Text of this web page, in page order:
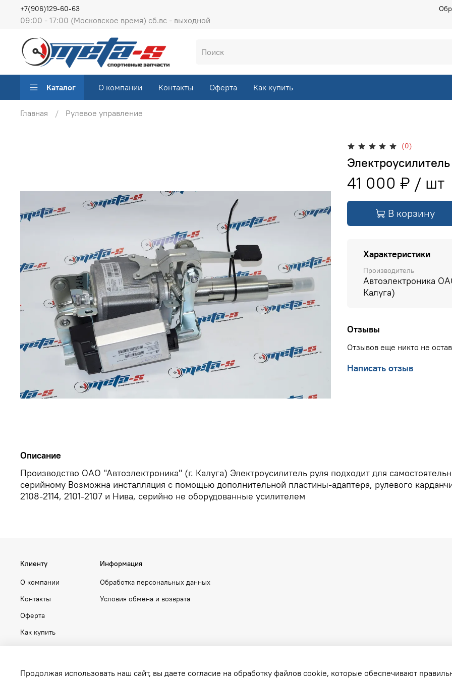
09:00 - 17:00 (Московское время) сб.вс - выходной
+7(906)129-60-63
Каталог О компании Контакты Оферта Как купить
Главная Рулевое управление
(0)
41 000 ₽
В корзину
Характеристики
Производитель
Автоэлектроника
Калуга)
Отзывы
Отзывов еще никто не
Написать отзыв
Описание
Производство ОАО "Автоэлектроника" (г. Калуга) Электроусилитель руля подходит для
серийному Возможна инсталляция с помощью дополнительной пластины-адаптера, рулевого
2108-2114, 2101-2107 и Нива, серийно не оборудованные усилителем
Клиенту
О компании
Контакты
Оферта
Как купить
Информация
Обработка персональных данных
Условия обмена и возврата
Продолжая использовать наш сайт, вы даете согласие на обработку файлов cookie, которые обеспечивают